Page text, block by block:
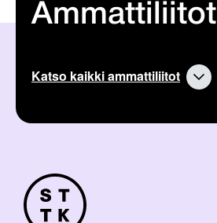
Ammattiliitot
Katso kaikki ammattiliitot